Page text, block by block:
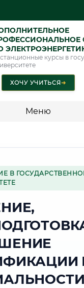
курсы в
ХОЧУ УЧИТЬСЯ➜
Меню
🌨️
Г. АРХАНГЕЛЬСК
Точное местное время:
21:22:53
Пятница, 7 Августа
2026 г.
В